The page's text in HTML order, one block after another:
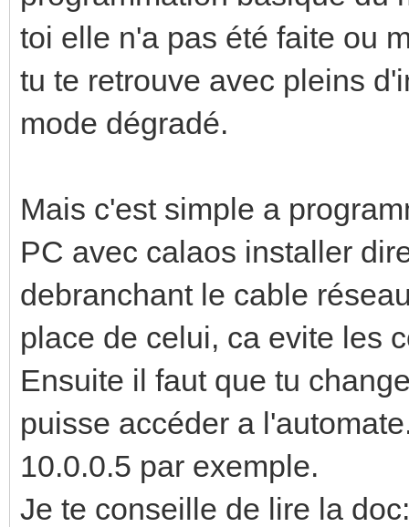
toi elle n'a pas été faite ou
tu te retrouve avec pleins
mode dégradé.
Mais c'est simple a
PC avec calaos installer
debranchant le cable
place de celui, ca evite les
Ensuite il faut que tu
puisse accéder a
10.0.0.5 par exemple.
Je te conseille de lire la doc: